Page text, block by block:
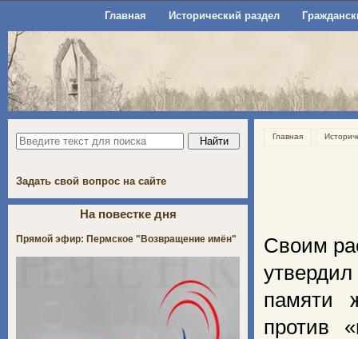
Главная Исторический раздел
Главная
Своим
памяти
против
Задать свой вопрос на сайте
На повестке дня
Прямой эфир: Пермское "Возвращение имён"